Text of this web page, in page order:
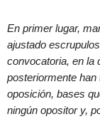
En primer lugar,
ajustado
convocatoria, en la
posteriormente
oposición, bases
ningún opositor y,